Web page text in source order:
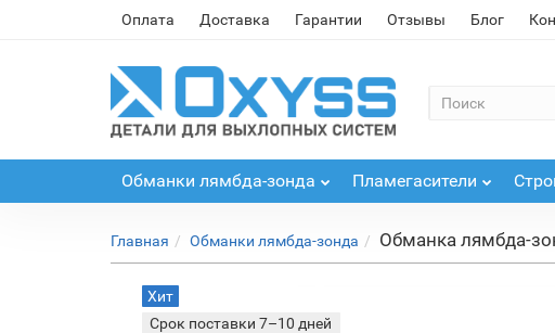
Оплата Доставка Гарантии Отзывы Блог
Обманки лямбда-зонда Пламегасители
Главная Обманки лямбда-зонда Обманка лямбда-
Хит
Срок поставки 7–10 дней